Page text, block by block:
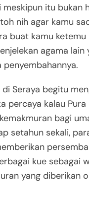
itu bukan
nih agar kamu
buat kamu ketemu
agama lain
Seraya begitu
percaya kalau
bagi
setahun sekali,
kue sebagai
yang diberikan